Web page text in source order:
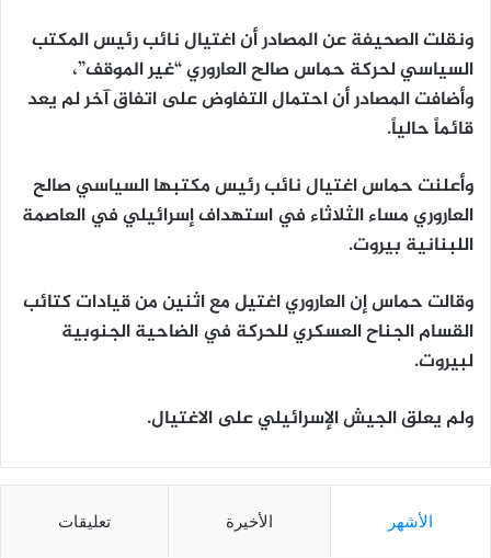
ونقلت الصحيفة عن المصادر أن اغتيال نائب رئيس المكتب
السياسي لحركة حماس صالح العاروري “غير الموقف”،
وأضافت المصادر أن احتمال التفاوض على اتفاق آخر لم يعد
قائماً حالياً.
وأعلنت حماس اغتيال نائب رئيس مكتبها السياسي صالح
العاروري مساء الثلاثاء في استهداف إسرائيلي في العاصمة
اللبنانية بيروت.
وقالت حماس إن العاروري اغتيل مع اثنين من قيادات كتائب
القسام الجناح العسكري للحركة في الضاحية الجنوبية
لبيروت.
ولم يعلق الجيش الإسرائيلي على الاغتيال.
الأشهر الأخيرة تعليقات